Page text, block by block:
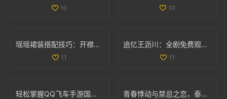
10 10
瑶瑶裙装搭配技巧：开襟开叉裙与鞋子的完美组合
11
追忆王沥川：全剧免费观看引发网友热议与情感共鸣
11
轻松掌握QQ飞车手游国服成绩查询技巧和方法 青春悸动与禁忌之恋，泰剧《上瘾》探索爱与欲的复杂关系